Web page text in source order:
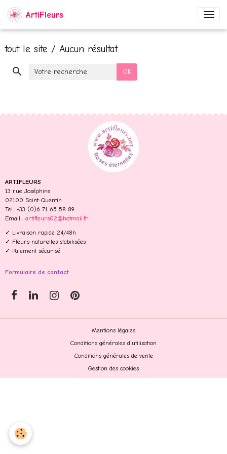
ArtiFleurs
tout le site / Aucun résultat
OK
ARTIFLEURS
13 rue Joséphine
02100 Saint-Quentin
Tel.: +33 (0)6 71 65 58 89
Email : artifleurs02@hotmail.fr
✓ Livraison rapide 24/48h
✓ Fleurs naturelles stabilisées
✓ Paiement sécurisé
Formulaire de contact
Mentions légales
Conditions générales d'utilisation
Conditions générales de vente
Gestion des cookies